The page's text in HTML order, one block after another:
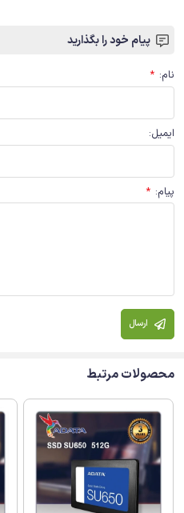
پیام خود را بگذارید
نام:
*
ایمیل:
پیام:
*
ارسال
محصولات مرتبط